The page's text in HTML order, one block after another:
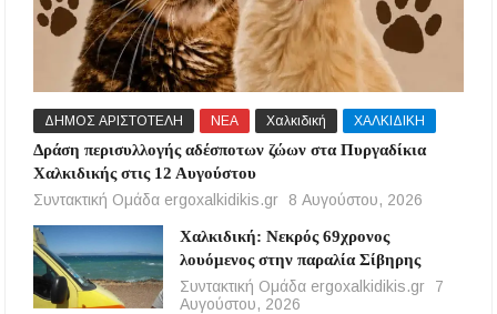
ΔΗΜΟΣ ΑΡΙΣΤΟΤΕΛΗ ΝΕΑ Χαλκιδική ΧΑΛΚΙΔΙΚΗ
Δράση περισυλλογής αδέσποτων ζώων στα Πυργαδίκια
Χαλκιδικής στις 12 Αυγούστου
Συντακτική Ομάδα ergoxalkidikis.gr
8 Αυγούστου, 2026
Χαλκιδική: Νεκρός 69χρονος
λουόμενος στην παραλία Σίβηρης
Συντακτική Ομάδα ergoxalkidikis.gr
7
Αυγούστου, 2026